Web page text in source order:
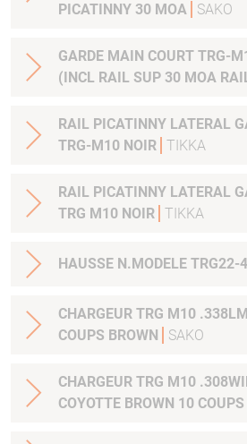
PICATINNY 30 MOA
SAKO
GARDE MAIN COURT TRG-
(INCL RAIL SUP 30 MOA
RAIL PICATINNY LATERAL
TRG-M10 NOIR TIKKA
RAIL PICATINNY LATERAL
TRG M10 NOIR TIKKA
HAUSSE N.MODELE
CHARGEUR TRG M10
COUPS BROWN
SAKO
CHARGEUR TRG M10
COYOTTE BROWN 10 COUPS